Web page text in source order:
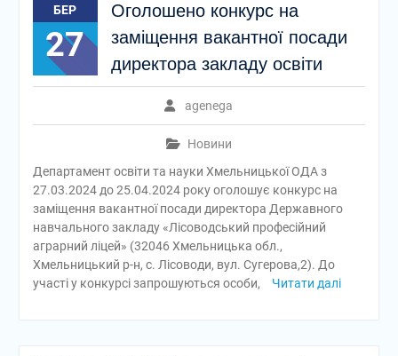
БЕР
27
Оголошено конкурс на
заміщення вакантної посади
директора закладу освіти
agenega
Новини
Департамент освіти та науки Хмельницької ОДА з
27.03.2024 до 25.04.2024 року оголошує конкурс на
заміщення вакантної посади директора Державного
навчального закладу «Лісоводський професійний
аграрний ліцей» (32046 Хмельницька обл.,
Хмельницький р-н, с. Лісоводи, вул. Сугерова,2). До
участі у конкурсі запрошуються особи,
Читати далі